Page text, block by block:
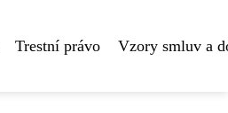
Trestní právo Vzory smluv a